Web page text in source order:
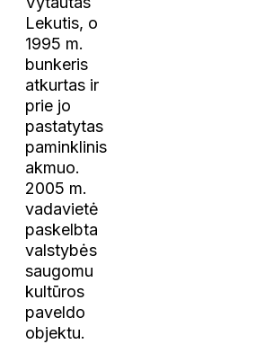
Lekutis, o
1995 m.
bunkeris
atkurtas ir
prie jo
pastatytas
paminklinis
akmuo.
2005 m.
vadavietė
paskelbta
valstybės
saugomu
kultūros
paveldo
objektu.